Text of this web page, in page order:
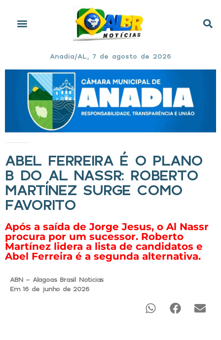
Anadia/AL, 7 de agosto de 2026
ABEL FERREIRA É O PLANO
B DO AL NASSR: ROBERTO
MARTÍNEZ SURGE COMO
FAVORITO
Após a saída de Jorge Jesus, o Al Nassr
procura por um sucessor. Roberto
Martínez lidera a lista de candidatos e
Abel Ferreira é a segunda alternativa.
ABN - Alagoas Brasil Noticias
Em 16 de junho de 2026